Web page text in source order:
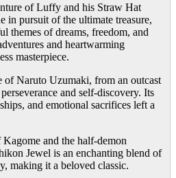
of Luffy and his Straw Hat
in pursuit of the ultimate treasure,
themes of dreams, freedom, and
and heartwarming
masterpiece.
of Naruto Uzumaki, from an outcast
and self-discovery. Its
and emotional sacrifices left a
and the half-demon
Jewel is an enchanting blend of
making it a beloved classic.